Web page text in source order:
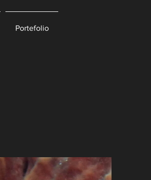
Portefolio